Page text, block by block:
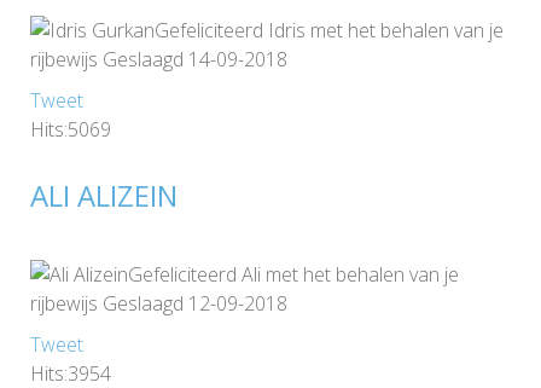
Gefeliciteerd Idris met het behalen van je
rijbewijs Geslaagd 14-09-2018
Tweet
Hits:5069
ALI ALIZEIN
Gefeliciteerd Ali met het behalen van je
rijbewijs Geslaagd 12-09-2018
Tweet
Hits:3954